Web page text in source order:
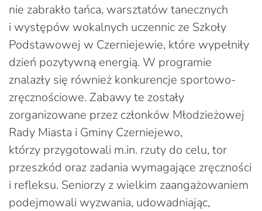
nie zabrakło tańca, warsztatów tanecznych
i występów wokalnych uczennic ze Szkoły
Podstawowej w Czerniejewie, które wypełniły
dzień pozytywną energią. W programie
znalazły się również konkurencje sportowo-
zręcznościowe. Zabawy te zostały
zorganizowane przez członków Młodzieżowej
Rady Miasta i Gminy Czerniejewo,
którzy przygotowali m.in. rzuty do celu, tor
przeszkód oraz zadania wymagające zręczności
i refleksu. Seniorzy z wielkim zaangażowaniem
podejmowali wyzwania, udowadniając,